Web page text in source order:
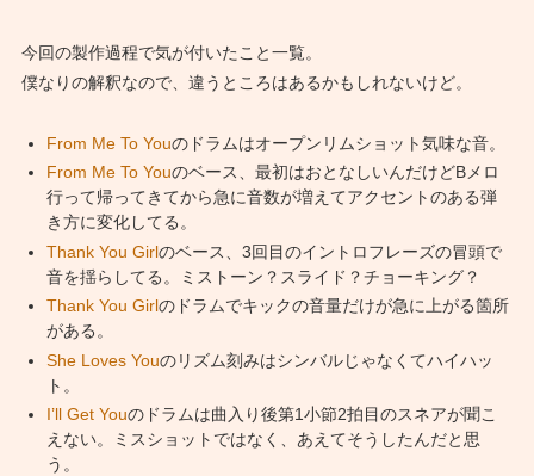
今回の製作過程で気が付いたこと一覧。
僕なりの解釈なので、違うところはあるかもしれないけど。
From Me To Youのドラムはオープンリムショット気味な音。
From Me To Youのベース、最初はおとなしいんだけどBメロ
行って帰ってきてから急に音数が増えてアクセントのある弾
き方に変化してる。
Thank You Girlのベース、3回目のイントロフレーズの冒頭で
音を揺らしてる。ミストーン？スライド？チョーキング？
Thank You Girlのドラムでキックの音量だけが急に上がる箇所
がある。
She Loves Youのリズム刻みはシンバルじゃなくてハイハッ
ト。
I’ll Get Youのドラムは曲入り後第1小節2拍目のスネアが聞こ
えない。ミスショットではなく、あえてそうしたんだと思
う。